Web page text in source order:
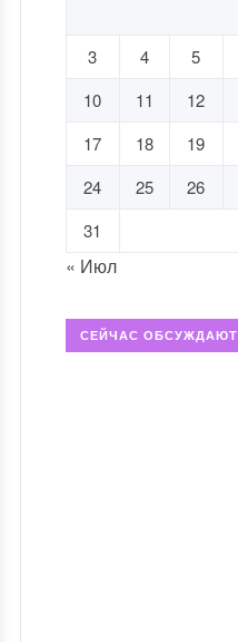
3
4 5
10
11 12
17
18 19
24
25 26
31
« Июл
СЕЙЧАС ОБСУЖДАЮТ